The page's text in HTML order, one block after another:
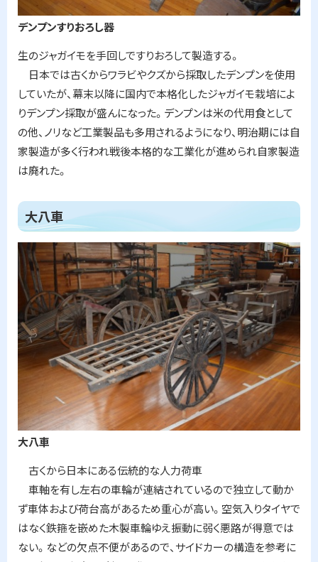
デンプンすりおろし器
生のジャガイモを手回しですりおろして製造する。
日本では古くからワラビやクズから採取したデンプンを使用
していたが、幕末以降に国内で本格化したジャガイモ栽培によ
りデンプン採取が盛んになった。デンプンは米の代用食として
の他、ノリなど工業製品も多用されるようになり、明治期には自
家製造が多く行われ戦後本格的な工業化が進められ自家製造
は廃れた。
ト
ッ
プ
戻
る
大八車
大八車
古くから日本にある伝統的な人力荷車
車軸を有し左右の車輪が連結されているので独立して動か
ず車体および荷台高があるため重心が高い。空気入りタイヤで
はなく鉄箍を嵌めた木製車輪ゆえ振動に弱く悪路が得意では
ない。などの欠点不便があるので、サイドカーの構造を参考に